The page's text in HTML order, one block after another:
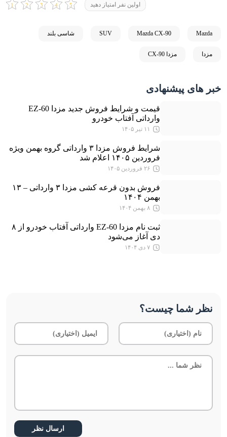
اولین نفر امتیاز دهید
Mazda
Mazda CX-90
SUV شاسی بلند
مزدا مزدا CX-90
خبر های پیشنهادی
قیمت و شرایط فروش جدید مزدا EZ-60
وارداتی آفتاب خودرو
۱۱ تیر ۱۴۰۵
شرایط فروش مزدا ۳ وارداتی گروه بهمن ویژه
فروردین ۱۴۰۵ اعلام شد
۲۶ فروردین ۱۴۰۵
فروش بدون قرعه کشی مزدا ۳ وارداتی – ۱۳
بهمن ۱۴۰۴
۸ بهمن ۱۴۰۴
ثبت نام مزدا EZ-60 وارداتی آفتاب خودرو از ۸
دی آغاز می‌شود
۷ دی ۱۴۰۴
نظر شما چیست؟